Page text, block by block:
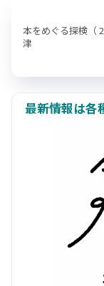
本をめぐる探検（
津
最新情報は各